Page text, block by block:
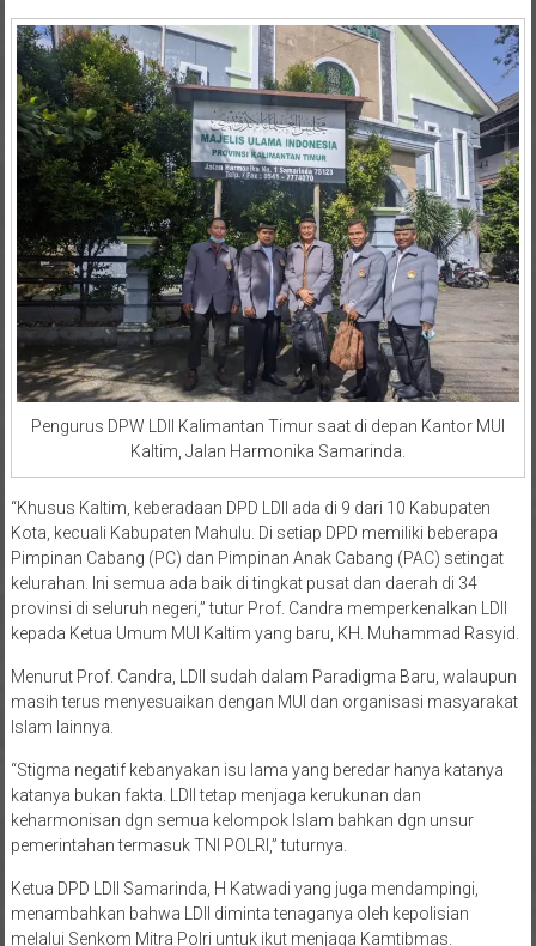
Pengurus DPW LDII Kalimantan Timur saat di depan Kantor MUI
Kaltim, Jalan Harmonika Samarinda.
“Khusus Kaltim, keberadaan DPD LDII ada di 9 dari 10 Kabupaten
Kota, kecuali Kabupaten Mahulu. Di setiap DPD memiliki beberapa
Pimpinan Cabang (PC) dan Pimpinan Anak Cabang (PAC) setingat
kelurahan. Ini semua ada baik di tingkat pusat dan daerah di 34
provinsi di seluruh negeri,” tutur Prof. Candra memperkenalkan LDII
kepada Ketua Umum MUI Kaltim yang baru, KH. Muhammad Rasyid.
Menurut Prof. Candra, LDII sudah dalam Paradigma Baru, walaupun
masih terus menyesuaikan dengan MUI dan organisasi masyarakat
Islam lainnya.
“Stigma negatif kebanyakan isu lama yang beredar hanya katanya
katanya bukan fakta. LDII tetap menjaga kerukunan dan
keharmonisan dgn semua kelompok Islam bahkan dgn unsur
pemerintahan termasuk TNI POLRI,” tuturnya.
Ketua DPD LDII Samarinda, H Katwadi yang juga mendampingi,
menambahkan bahwa LDII diminta tenaganya oleh kepolisian
melalui Senkom Mitra Polri untuk ikut menjaga Kamtibmas.